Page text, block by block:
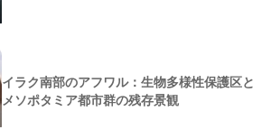
イラク南部のアフワル：生物多様性保護区と
メソポタミア都市群の残存景観